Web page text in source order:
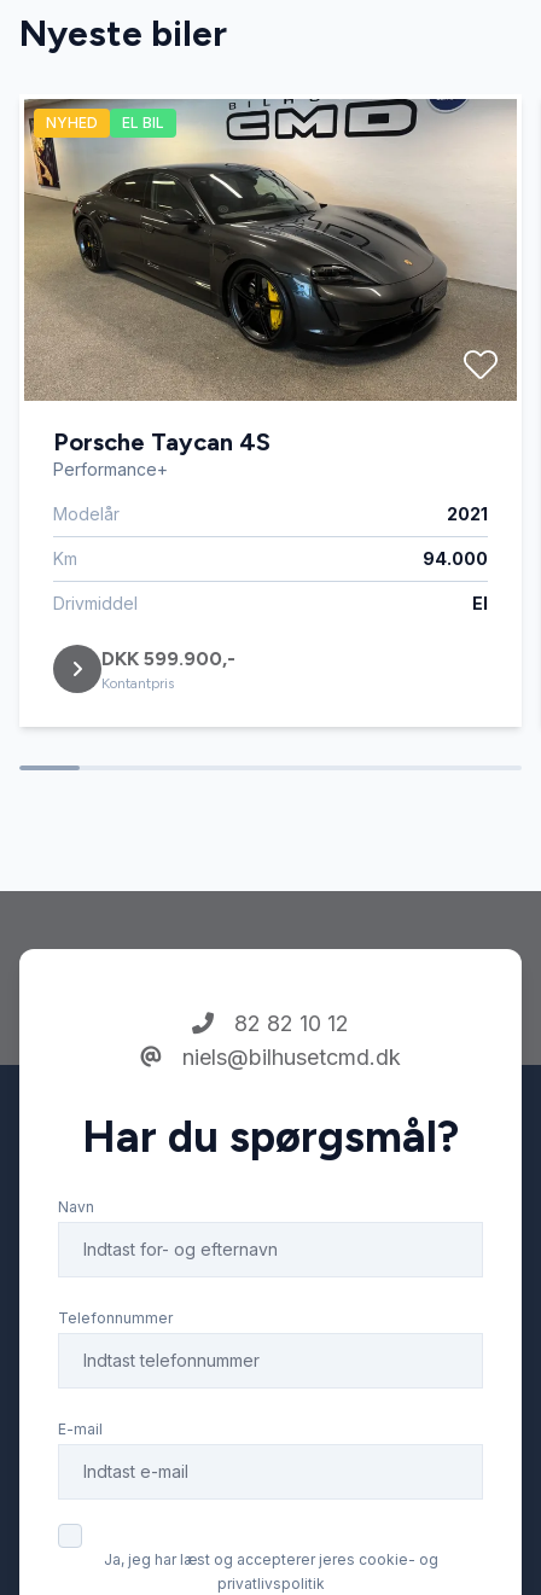
Armlæn
Auto nedblændelig bakspejl
Auto. start/stop
Automatgear
Automatisk lys
Bluetooth
Dæktryksystem
El-ruder x4
El-spejle med varme
Højdejusterbare forsæder
Isofix
Læderrat
Nøglefri betjening
Parkeringssensor bagved
Parkeringssensor foran
Nyeste biler
NYHED EL BIL
Porsche Taycan 4S
Performance+
Modelår 2021
Km 94.000
Drivmiddel El
DKK 599.900,-
Kontantpris
82 82 10 12
niels@bilhusetcmd.dk
Har du spørgsmål?
Navn
Telefonnummer
E-mail
Ja, jeg har læst og accepterer jeres cookie- og
privatlivspolitik